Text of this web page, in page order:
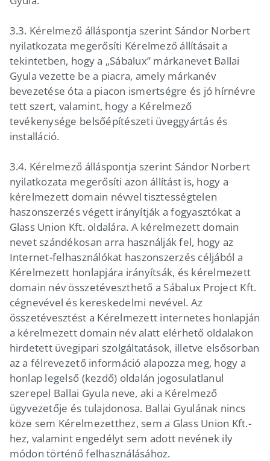
3.3. Kérelmező álláspontja szerint Sándor Norbert
nyilatkozata megerősíti Kérelmező állításait a
tekintetben, hogy a „Sábalux” márkanevet Ballai
Gyula vezette be a piacra, amely márkanév
bevezetése óta a piacon ismertségre és jó hírnévre
tett szert, valamint, hogy a Kérelmező
tevékenysége belsőépítészeti üveggyártás és
installáció.
3.4. Kérelmező álláspontja szerint Sándor Norbert
nyilatkozata megerősíti azon állítást is, hogy a
kérelmezett domain névvel tisztességtelen
haszonszerzés végett irányítják a fogyasztókat a
Glass Union Kft. oldalára. A kérelmezett domain
nevet szándékosan arra használják fel, hogy az
Internet-felhasználókat haszonszerzés céljából a
Kérelmezett honlapjára irányítsák, és kérelmezett
domain név összetéveszthető a Sábalux Project Kft.
cégnevével és kereskedelmi nevével. Az
összetévesztést a Kérelmezett internetes honlapján
a kérelmezett domain név alatt elérhető oldalakon
hirdetett üvegipari szolgáltatások, illetve elsősorban
az a félrevezető információ alapozza meg, hogy a
honlap legelső (kezdő) oldalán jogosulatlanul
szerepel Ballai Gyula neve, aki a Kérelmező
ügyvezetője és tulajdonosa. Ballai Gyulának nincs
köze sem Kérelmezetthez, sem a Glass Union Kft.-
hez, valamint engedélyt sem adott nevének ily
módon történő felhasználásához.